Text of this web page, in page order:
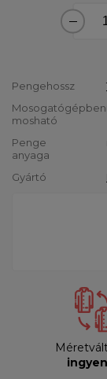
Pengehossz
Mosogatógépben
mosható
Penge
anyaga
Gyártó